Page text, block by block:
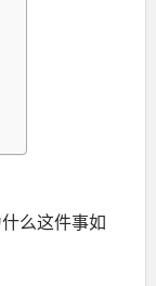
么这件事如